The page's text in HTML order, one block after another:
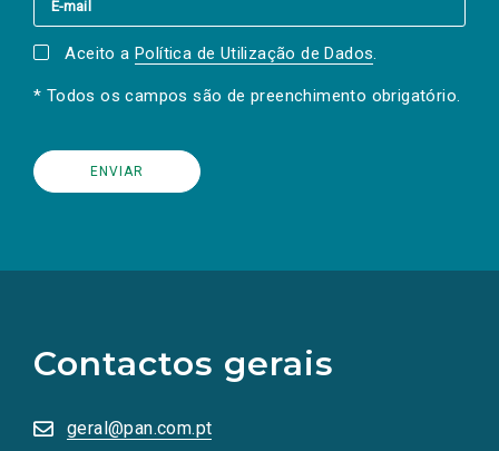
Aceito a Política de Utilização de Dados.
* Todos os campos são de preenchimento obrigatório.
Contactos gerais
geral@pan.com.pt
redes
sociais
numa
nova